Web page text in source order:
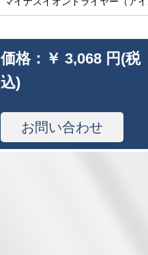
価格： ￥ 3,068 円(税
込)
お問い合わせ